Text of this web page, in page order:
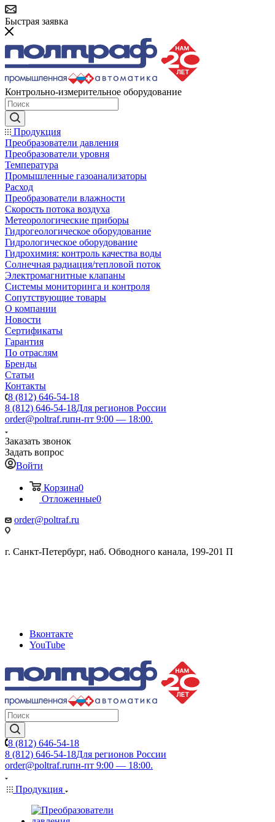
Быстрая заявка
Контрольно-измерительное оборудование
Продукция
Преобразователи давления
Преобразователи уровня
Температура
Промышленные газоанализаторы
Расход
Преобразователи влажности
Скорость потока воздуха
Метеорологические приборы
Гидрогеологическое оборудование
Гидрологическое оборудование
Гидрохимия: контроль качества воды
Солнечная радиация/тепловой поток
Электромагнитные клапаны
Системы мониторинга и контроля
Сопутствующие товары
О компании
Новости
Сертификаты
Гарантия
По отраслям
Бренды
Статьи
Контакты
8 (812) 646-54-18
8 (812) 646-54-18Для регионов России
order@poltraf.ruпн-пт 9:00 — 18:00.
Заказать звонок
Задать вопрос
Войти
Корзина0
Отложенные0
order@poltraf.ru
г. Санкт-Петербург, наб. Обводного канала, 199-201 П
Вконтакте
YouTube
8 (812) 646-54-18
8 (812) 646-54-18Для регионов России
order@poltraf.ruпн-пт 9:00 — 18:00.
Продукция